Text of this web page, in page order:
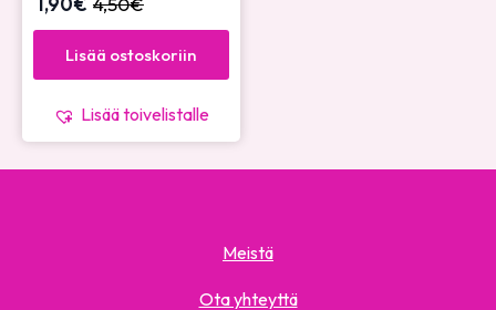
Lisää ostoskoriin
Lisää toivelistalle
Meistä
Ota yhteyttä